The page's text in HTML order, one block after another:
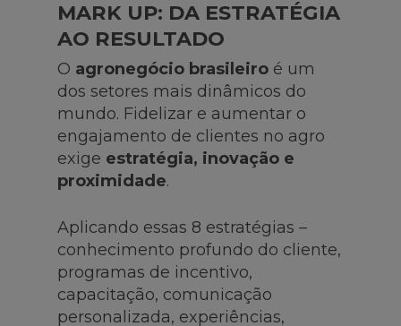
MARK UP: DA ESTRATÉGIA
AO RESULTADO
O agronegócio brasileiro é um
dos setores mais dinâmicos do
mundo. Fidelizar e aumentar o
engajamento de clientes no agro
exige estratégia, inovação e
proximidade.
Aplicando essas 8 estratégias –
conhecimento profundo do cliente,
programas de incentivo,
capacitação, comunicação
personalizada, experiências,